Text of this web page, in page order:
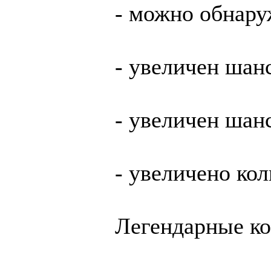
- можно
- увеличен
- увеличен
- увеличено
Легендарные